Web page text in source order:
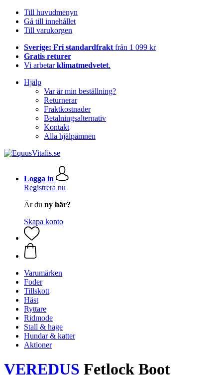
Till huvudmenyn
Gå till innehållet
Till varukorgen
Sverige: Fri standardfrakt från 1 099 kr
Gratis returer
Vi arbetarklimatmedvetet.
Hjälp
Var är min beställning?
Returnerar
Fraktkostnader
Betalningsalternativ
Kontakt
Alla hjälpämnen
Logga in
Registrera nu
Är du ny här?
Skapa konto
Varumärken
Foder
Tillskott
Häst
Ryttare
Ridmode
Stall & hage
Hundar & katter
Aktioner
VEREDUS Fetlock Boot